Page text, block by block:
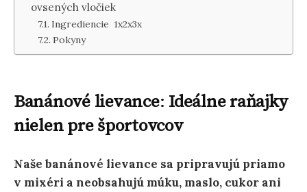
ovsených vločiek
Ingrediencie 1x2x3x
Pokyny
Banánové lievance: Ideálne raňajky
nielen pre športovcov
Naše banánové lievance sa pripravujú priamo
v mixéri a neobsahujú múku, maslo, cukor ani